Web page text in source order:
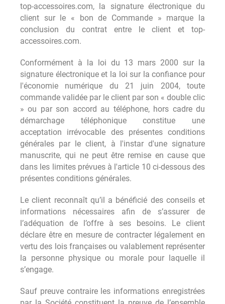
top-accessoires.com, la signature électronique du
client sur le « bon de Commande » marque la
conclusion du contrat entre le client et top-
accessoires.com.
Conformément à la loi du 13 mars 2000 sur la
signature électronique et la loi sur la confiance pour
l'économie numérique du 21 juin 2004, toute
commande validée par le client par son « double clic
» ou par son accord au téléphone, hors cadre du
démarchage téléphonique constitue une
acceptation irrévocable des présentes conditions
générales par le client, à l'instar d'une signature
manuscrite, qui ne peut être remise en cause que
dans les limites prévues à l'article 10 ci-dessous des
présentes conditions générales.
Le client reconnaît qu’il a bénéficié des conseils et
informations nécessaires afin de s’assurer de
l’adéquation de l’offre à ses besoins. Le client
déclare être en mesure de contracter légalement en
vertu des lois françaises ou valablement représenter
la personne physique ou morale pour laquelle il
s’engage.
Sauf preuve contraire les informations enregistrées